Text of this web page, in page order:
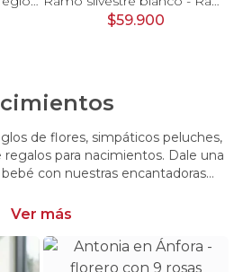
$59.900
de flores, simpáticos peluches,
para nacimientos. Dale una
con nuestras encantadoras
especial.
Ver más